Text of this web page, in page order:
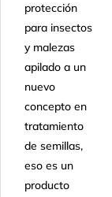
protección
para insectos
y malezas
apilado a un
nuevo
concepto en
tratamiento
de semillas,
eso es un
producto